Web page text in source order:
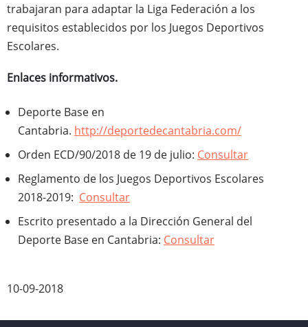
trabajaran para adaptar la Liga Federación a los
requisitos establecidos por los Juegos Deportivos
Escolares.
Enlaces informativos.
Deporte Base en
Cantabria. http://deportedecantabria.com/
Orden ECD/90/2018 de 19 de julio: Consultar
Reglamento de los Juegos Deportivos Escolares
2018-2019: Consultar
Escrito presentado a la Dirección General del
Deporte Base en Cantabria: Consultar
10-09-2018